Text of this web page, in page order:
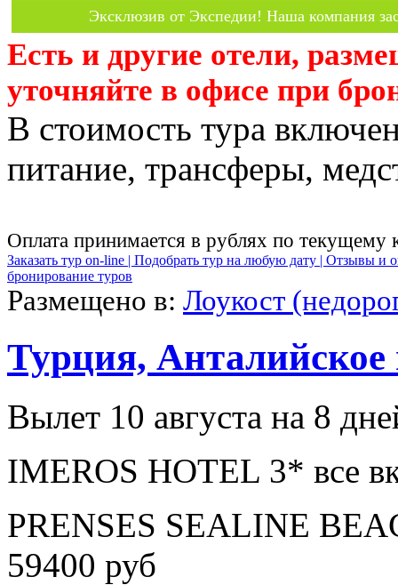
Эксклюзив от Экспедии! Наша компания
Есть и другие отели,
уточняйте в офисе при
В стоимость тура
питание, трансферы,
Оплата принимается в рублях по текущему
Заказать тур on-line | Подобрать тур на любую дату | Отзывы и
бронирование туров
Размещено в: Лоукост
Турция, Анталийское
Вылет 10 августа на 8
IMEROS HOTEL 3* все
PRENSES SEALINE
59400 руб